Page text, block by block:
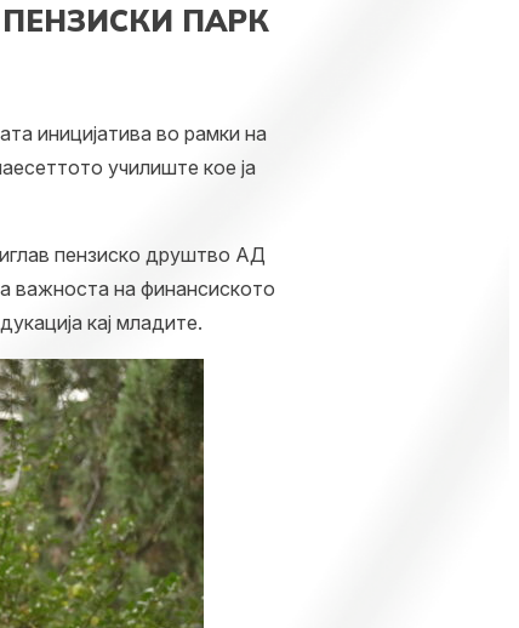
ПАРК
иницијатива во рамки на
училиште кое ја
пензиско друштво АД
важноста на финансиското
кај младите.